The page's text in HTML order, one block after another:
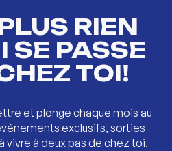
RIEN
SE PASSE
TOI!
et plonge chaque mois au
exclusifs, sorties
vivre à deux pas de chez toi.